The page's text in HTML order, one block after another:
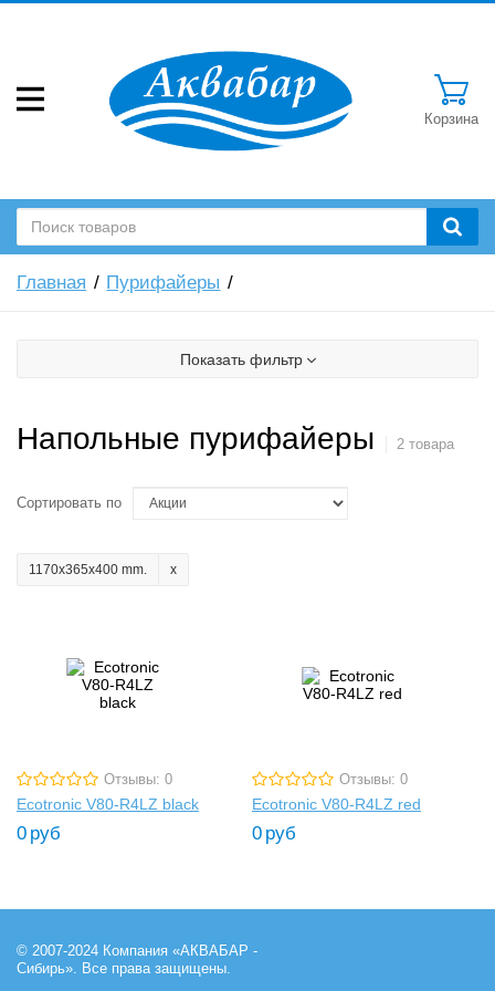
Корзина
Главная Пурифайеры
Показать фильтр
Напольные пурифайеры 2 товара
Сортировать по
1170x365x400 mm.
Отзывы: 0
Ecotronic V80-R4LZ black
0 руб
Отзывы: 0
Ecotronic V80-R4LZ red
0 руб
© 2007-2024 Компания «АКВАБАР -
Сибирь». Все права защищены.